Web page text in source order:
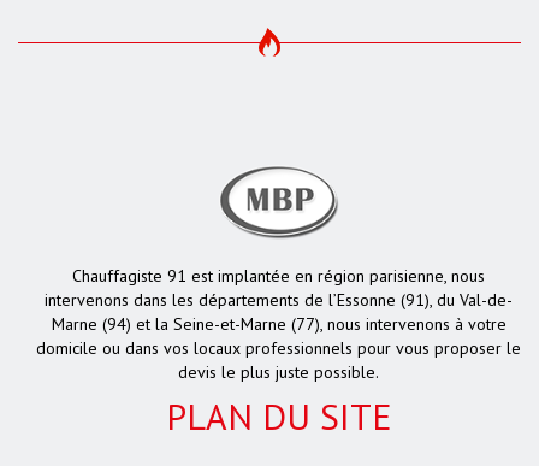
Chauffagiste 91 est implantée en région parisienne, nous
intervenons dans les départements de l’Essonne (91), du Val-de-
Marne (94) et la Seine-et-Marne (77), nous intervenons à votre
domicile ou dans vos locaux professionnels pour vous proposer le
devis le plus juste possible.
PLAN DU SITE